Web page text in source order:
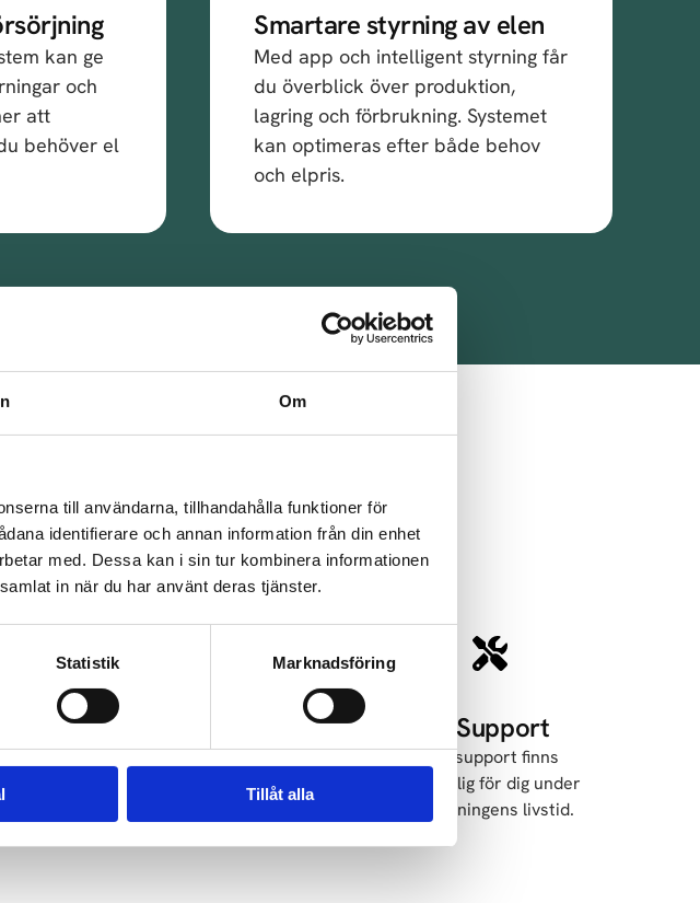
Om
till användarna, tillhandahålla funktioner för
identifierare och annan information från din enhet
med. Dessa kan i sin tur kombinera informationen
in när du har använt deras tjänster.
Statistik Marknadsföring
Tillåt alla
kan ge
och
att
behöver el
Smartare styrning av elen
Med app och intelligent styrning får
du överblick över produktion,
lagring och förbrukning. Systemet
kan optimeras efter både behov
och elpris.
anlita oss
ritbord till driftsättning.
överraskningar.
3. Installation
Vi monterar, besiktigar
4. Support
Vår support finns
tillgänglig för dig under
anläggningens livstid.